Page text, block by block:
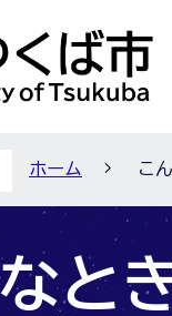
ホーム こ
と